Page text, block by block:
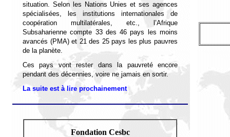
situation. Selon les Nations Unies et ses agences
spécialisées, les institutions internationales de
coopération multilatérales, etc., l ’Afrique
Subsaharienne compte 33 des 46 pays les moins
avancés (PMA) et 21 des 25 pays les plus pauvres
de la planète.
Ces pays vont rester dans la pauvreté encore
pendant des décennies, voire ne jamais en sortir.
La suite est à lire prochainement
Fondation Cesbc